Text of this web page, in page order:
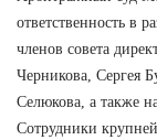
ответственность в
членов совета
Черникова, Сергея
Селюкова, а также
Сотрудники